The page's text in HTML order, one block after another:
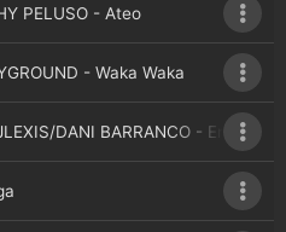
PELUSO - Ateo
- Waka Waka
DANI BARRANCO - Envueltos